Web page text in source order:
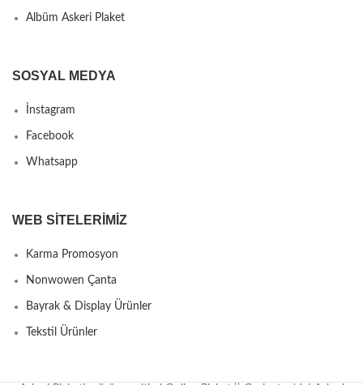
Albüm Askeri Plaket
SOSYAL MEDYA
İnstagram
Facebook
Whatsapp
WEB SITELERIMIZ
Karma Promosyon
Nonwowen Çanta
Bayrak & Display Ürünler
Tekstil Ürünler